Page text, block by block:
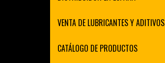
VENTA DE LUBRICANTES Y ADITIVOS
CATÁLOGO DE PRODUCTOS